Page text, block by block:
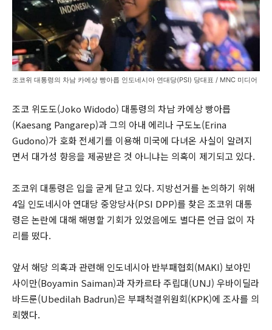
조코위 대통령의 차남 카에상 빵아릅 인도네시아 연대당(PSI) 당대표 / MNC 미디어
조코 위도도(Joko Widodo) 대통령의 차남 카에상 빵아릅
(Kaesang Pangarep)과 그의 아내 에리나 구도노(Erina
Gudono)가 호화 전세기를 이용해 미국에 다녀온 사실이 알려지
면서 대가성 향응을 제공받은 것 아니냐는 의혹이 제기되고 있다.
조코위 대통령은 입을 굳게 닫고 있다. 지방선거를 논의하기 위해
4일 인도네시아 연대당 중앙당사(PSI DPP)를 찾은 조코위 대통
령은 논란에 대해 해명할 기회가 있었음에도 별다른 언급 없이 자
리를 떴다.
앞서 해당 의혹과 관련해 인도네시아 반부패협회(MAKI) 보야민
사이만(Boyamin Saiman)과 자카르타 주립대(UNJ) 우바이딜라
바드룬(Ubedilah Badrun)은 부패척결위원회(KPK)에 조사를 의
뢰했다.